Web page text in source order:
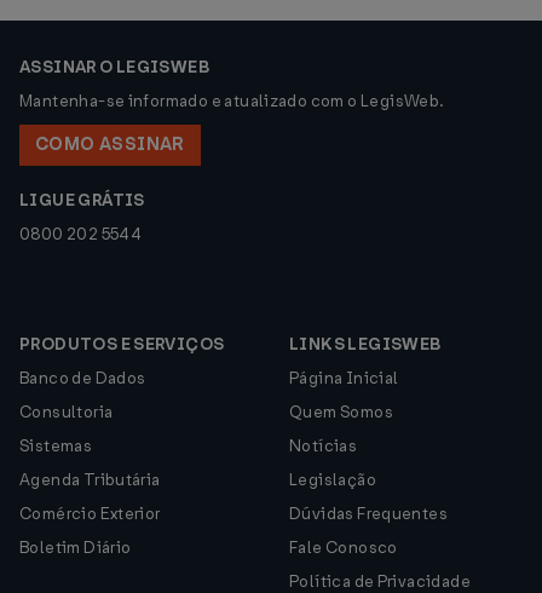
ASSINAR O LEGISWEB
Mantenha-se informado e atualizado com o LegisWeb.
COMO ASSINAR
LIGUE GRÁTIS
0800 202 5544
PRODUTOS E SERVIÇOS
Banco de Dados
Consultoria
Sistemas
Agenda Tributária
Comércio Exterior
Boletim Diário
LINKS LEGISWEB
Página Inicial
Quem Somos
Notícias
Legislação
Dúvidas Frequentes
Fale Conosco
Política de Privacidade